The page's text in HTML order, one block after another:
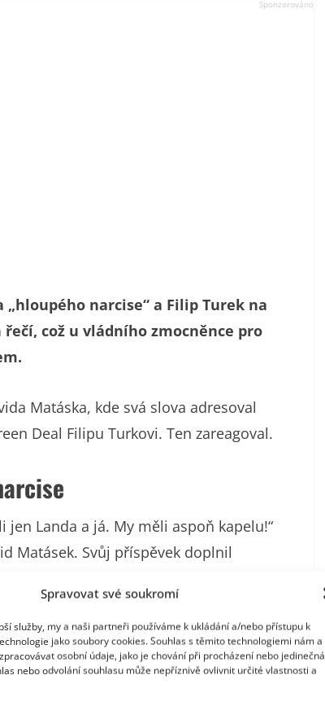
Spravovat své soukromí
služby, my a naši partneři používáme k ukládání a/nebo přístupu k
jako soubory cookies. Souhlas s těmito technologiemi nám a
osobní údaje, jako je chování při procházení nebo jedinečná
nebo odvolání souhlasu může nepříznivě ovlivnit určité vlastnosti a
narcise“ a Filip Turek na
což u vládního zmocněnce pro
Matáska, kde svá slova adresoval
Deal Filipu Turkovi. Ten zareagoval.
jen Landa a já. My měli aspoň kapelu!“
Matásek. Svůj příspěvek doplnil